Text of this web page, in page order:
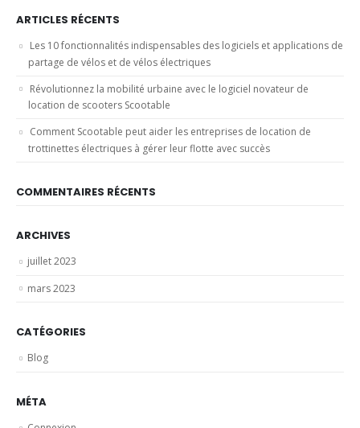
ARTICLES RÉCENTS
Les 10 fonctionnalités indispensables des logiciels et applications de
partage de vélos et de vélos électriques
Révolutionnez la mobilité urbaine avec le logiciel novateur de
location de scooters Scootable
Comment Scootable peut aider les entreprises de location de
trottinettes électriques à gérer leur flotte avec succès
COMMENTAIRES RÉCENTS
ARCHIVES
juillet 2023
mars 2023
CATÉGORIES
Blog
MÉTA